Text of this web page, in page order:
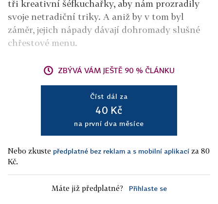
tři kreativní šéfkuchařky, aby nám prozradily
svoje netradiční triky. A aniž by v tom byl
záměr, jejich nápady dávají dohromady slušné
chřestové menu.
ZBÝVÁ VÁM JEŠTĚ 90 % ČLÁNKU
Číst dál za
40 Kč
na první dva měsíce
Nebo zkuste předplatné bez reklam a s mobilní aplikací za 80
Kč.
Máte již předplatné? Přihlaste se